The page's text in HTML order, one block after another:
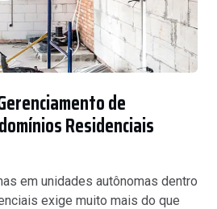
de
Residenciais
em unidades autônomas dentro
exige muito mais do que